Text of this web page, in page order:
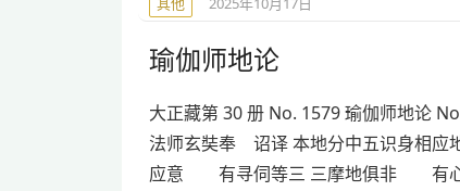
瑜伽师地论
大正藏第 30 册 No. 1579 瑜伽师地论
法师玄奘奉 诏译 本地分中五识身相应
应意 有寻伺等三 三摩地俱非 有